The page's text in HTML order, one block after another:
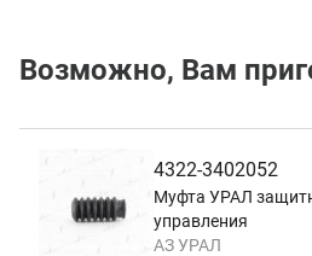
Возможно, Вам
4322-3402052
Муфта УРАЛ
управления
АЗ УРАЛ